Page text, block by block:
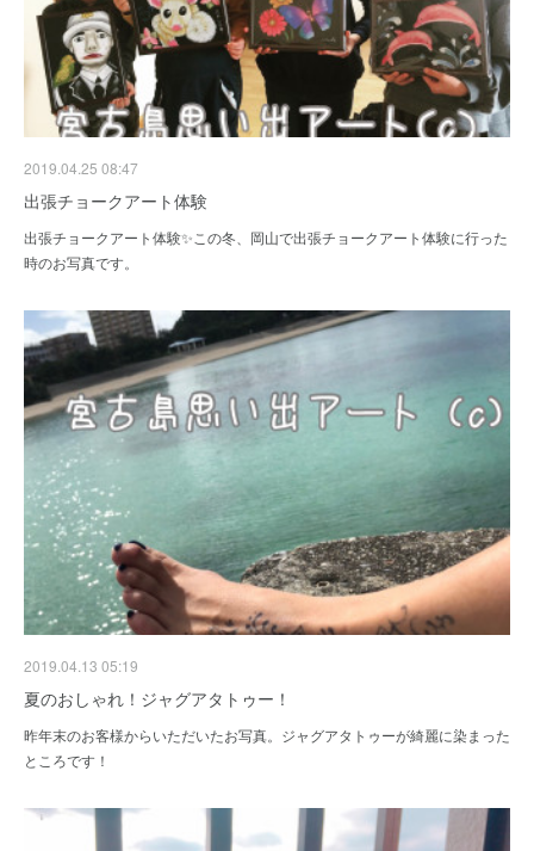
2019.04.25 08:47
出張チョークアート体験
出張チョークアート体験✨この冬、岡山で出張チョークアート体験に行った
時のお写真です。
2019.04.13 05:19
夏のおしゃれ！ジャグアタトゥー！
昨年末のお客様からいただいたお写真。ジャグアタトゥーが綺麗に染まった
ところです！